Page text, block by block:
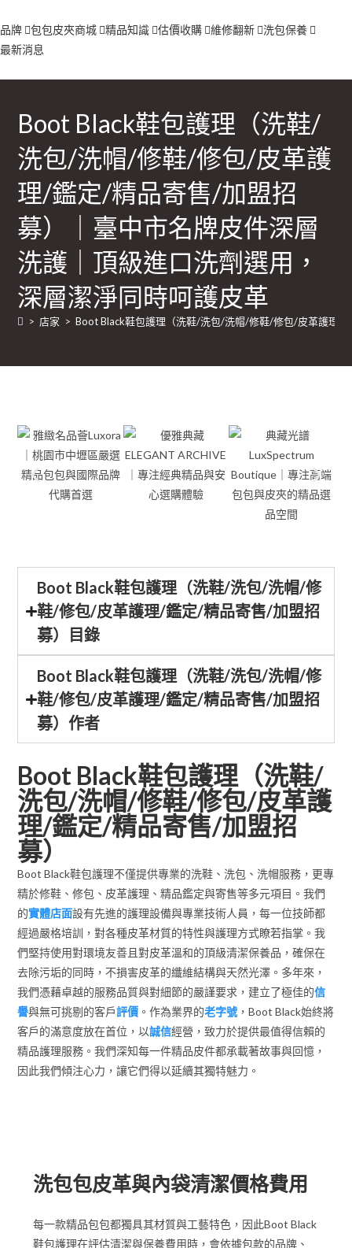
品牌 包包皮夾商城 精品知識 估價收購 維修翻新
洗包保養
最新消息
Boot Black鞋包護理（洗鞋/
洗包/洗帽/修鞋/修包/皮革護
理/鑑定/精品寄售/加盟招
募）｜臺中市名牌皮件深層
洗護｜頂級進口洗劑選用，
深層潔淨同時呵護皮革
> 店家 > Boot Black鞋包護理（洗鞋/洗包/洗帽/修鞋/修包/皮革護理/
Boot Black鞋包護理（洗鞋/洗包/洗帽/修
鞋/修包/皮革護理/鑑定/精品寄售/加盟招
募）目錄
Boot Black鞋包護理（洗鞋/洗包/洗帽/修
鞋/修包/皮革護理/鑑定/精品寄售/加盟招
募）作者
Boot Black鞋包護理（洗鞋/
洗包/洗帽/修鞋/修包/皮革護
理/鑑定/精品寄售/加盟招
募）
Boot Black鞋包護理不僅提供專業的洗鞋、洗包、洗帽服務，更專
精於修鞋、修包、皮革護理、精品鑑定與寄售等多元項目。我們
的實體店面設有先進的護理設備與專業技術人員，每一位技師都
經過嚴格培訓，對各種皮革材質的特性與護理方式瞭若指掌。我
們堅持使用對環境友善且對皮革溫和的頂級清潔保養品，確保在
去除污垢的同時，不損害皮革的纖維結構與天然光澤。多年來，
我們憑藉卓越的服務品質與對細節的嚴謹要求，建立了極佳的信
譽與無可挑剔的客戶評價 。作為業界的老字號 ，Boot Black始終將
客戶的滿意度放在首位，以誠信經營，致力於提供最值得信賴的
精品護理服務。我們深知每一件精品皮件都承載著故事與回憶，
因此我們傾注心力，讓它們得以延續其獨特魅力。
洗包包皮革與內袋清潔價格費用
每一款精品包包都獨具其材質與工藝特色，因此Boot Black
鞋包護理在評估清潔與保養費用時，會依據包款的品牌、